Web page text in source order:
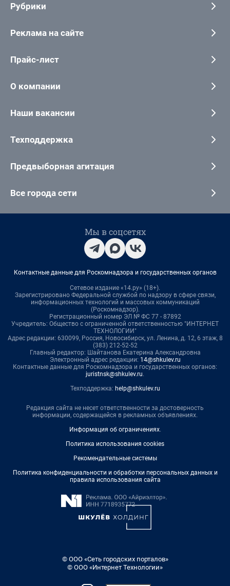
Рубрики
Реклама на сайте
Прайс-лист
О компании
Наши вакансии
Техподдержка
Предвыборная агитация
Все города сети
Мы в соцсетях
Контактные данные для Роскомнадзора и государственных органов
Сетевое издание «14.ру» (18+).
Зарегистрировано Федеральной службой по надзору в сфере связи,
информационных технологий и массовых коммуникаций
(Роскомнадзор).
Регистрационный номер ЭЛ № ФС 77 - 87892
Учредитель: Общество с ограниченной ответственностью "ИНТЕРНЕТ
ТЕХНОЛОГИИ"
Адрес редакции: 630099, Россия, Новосибирск, ул. Ленина, д. 12, 6 этаж, 8
(383) 212-52-52
Главный редактор: Шайтанова Екатерина Александровна
Электронный адрес редакции: 14@shkulev.ru
Контактные данные для Роскомнадзора и государственных органов:
juristnsk@shkulev.ru.
Техподдержка: help@shkulev.ru
Редакция сайта не несет ответственности за достоверность
информации, содержащейся в рекламных объявлениях.
Информация об ограничениях.
Политика использования cookies
Рекомендательные системы
Политика конфиденциальности и обработки персональных данных и
правила использования сайта
© ООО «Сеть городских порталов»
© ООО «Интернет Технологии»